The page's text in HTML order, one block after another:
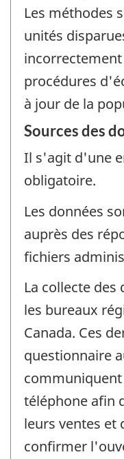
Les méthodes
unités
procédures
à jour de la
Sources des
Il s'agit d'une
obligatoire.
Les données
auprès des
fichiers
La collecte des
les bureaux
Canada. Ces
questionnaire
téléphone afin
leurs ventes et
confirmer